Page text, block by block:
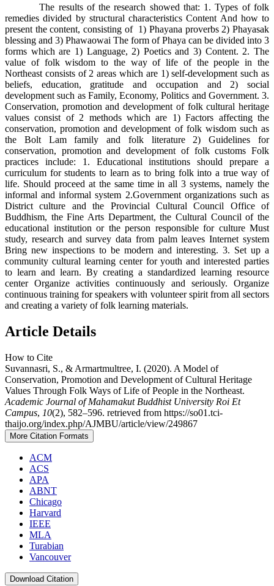
The results of the research showed that: 1. Types of folk
remedies divided by structural characteristics Content And how to
present the content, consisting of 1) Phayana proverbs 2) Phayasak
blessing and 3) Phawaowai The form of Phaya can be divided into 3
forms which are 1) Language, 2) Poetics and 3) Content. 2. The
value of folk wisdom to the way of life of the people in the
Northeast consists of 2 areas which are 1) self-development such as
beliefs, education, gratitude and occupation and 2) social
development such as Family, Economy, Politics and Government. 3.
Conservation, promotion and development of folk cultural heritage
values ​​consist of 2 methods which are 1) Factors affecting the
conservation, promotion and development of folk wisdom such as
the Bolt Lam family and folk literature 2) Guidelines for
conservation, promotion and development of folk customs Folk
practices include: 1. Educational institutions should prepare a
curriculum for students to learn as to bring folk into a true way of
life. Should proceed at the same time in all 3 systems, namely the
informal and informal system 2.Government organizations such as
District culture and the Provincial Cultural Council Office of
Buddhism, the Fine Arts Department, the Cultural Council of the
educational institution or the person responsible for culture Must
study, research and survey data from palm leaves Internet system
Bring new inspections to be modern and interesting. 3. Set up a
community cultural learning center for youth and interested parties
to learn and learn. By creating a standardized learning resource
center Organize activities continuously and seriously. Organize
continuous training for speakers with volunteer spirit from all sectors
and creating a variety of folk learning materials.
Article Details
How to Cite
Suvannasri, S., & Armartmultree, I. (2020). A Model of
Conservation, Promotion and Development of Cultural Heritage
Values Through Folk Ways of Life of People in the Northeast.
Academic Journal of Mahamakut Buddhist University Roi Et
Campus, 10(2), 582–596. retrieved from https://so01.tci-
thaijo.org/index.php/AJMBU/article/view/249867
More Citation Formats
ACM
ACS
APA
ABNT
Chicago
Harvard
IEEE
MLA
Turabian
Vancouver
Download Citation